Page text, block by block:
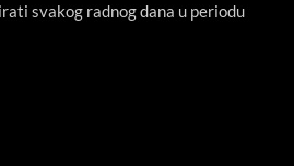
svakog radnog dana u periodu